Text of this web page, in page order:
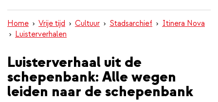
inhoud
gaan
Home Vrije tijd Cultuur Stadsarchief
Itinera Nova
Luisterverhalen
Luisterverhaal uit de
schepenbank: Alle wegen
leiden naar de schepenbank